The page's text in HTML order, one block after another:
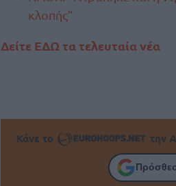
κλοπής”
Δείτε ΕΔΩ τα τελευταία νέα
Κάνε το την